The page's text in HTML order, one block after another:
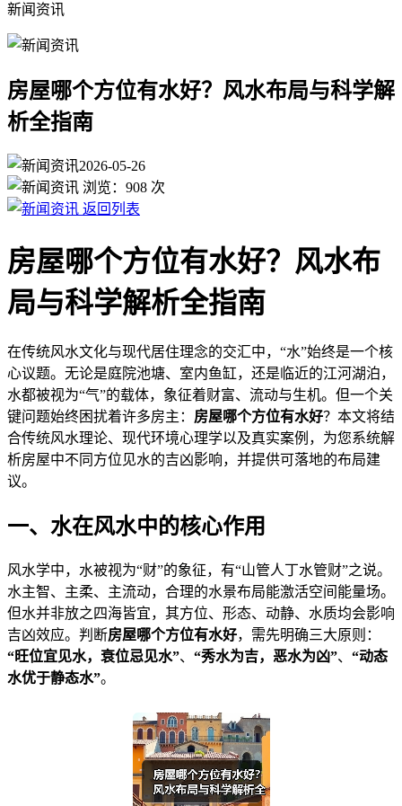
新闻资讯
房屋哪个方位有水好？风水布局与科学解
析全指南
2026-05-26
浏览： 908 次
返回列表
房屋哪个方位有水好？风水布
局与科学解析全指南
在传统风水文化与现代居住理念的交汇中，“水”始终是一个核
心议题。无论是庭院池塘、室内鱼缸，还是临近的江河湖泊，
水都被视为“气”的载体，象征着财富、流动与生机。但一个关
键问题始终困扰着许多房主： 房屋哪个方位有水好？本文将结
合传统风水理论、现代环境心理学以及真实案例，为您系统解
析房屋中不同方位见水的吉凶影响，并提供可落地的布局建
议。
一、水在风水中的核心作用
风水学中，水被视为“财”的象征，有“山管人丁水管财”之说。
水主智、主柔、主流动，合理的水景布局能激活空间能量场。
但水并非放之四海皆宜，其方位、形态、动静、水质均会影响
吉凶效应。判断房屋哪个方位有水好，需先明确三大原则：
“旺位宜见水，衰位忌见水”、 “秀水为吉，恶水为凶”、 “动态
水优于静态水”。